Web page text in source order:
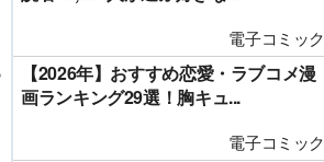
電子コミック
【2026年】おすすめ恋愛・ラブコメ漫
画ランキング29選！胸キュ...
電子コミック